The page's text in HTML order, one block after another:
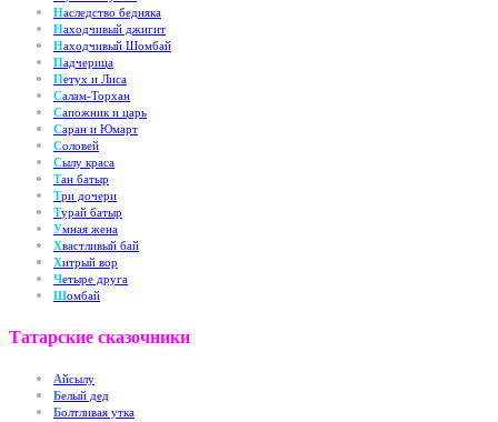
Наследство бедняка
Находчивый джигит
Находчивый Шомбай
Падчерица
Петух и Лиса
Салам-Торхан
Сапожник и царь
Саран и Юмарт
Соловей
Сылу краса
Тан батыр
Три дочери
Турай батыр
Умная жена
Хвастливый бай
Хитрый вор
Четыре друга
Шомбай
Татарские сказочники
Айсылу
Белый дед
Болтливая утка